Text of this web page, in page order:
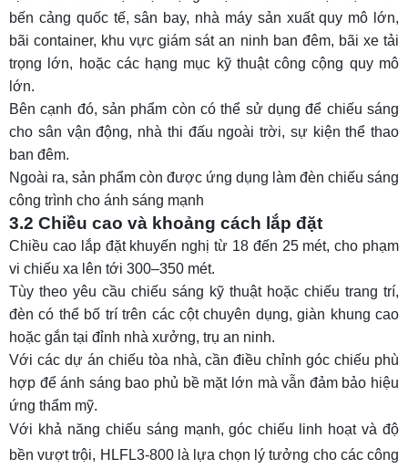
bến cảng quốc tế, sân bay, nhà máy sản xuất quy mô lớn,
bãi container, khu vực giám sát an ninh ban đêm, bãi xe tải
trọng lớn, hoặc các hạng mục kỹ thuật công cộng quy mô
lớn.
Bên cạnh đó, sản phẩm còn có thể sử dụng để chiếu sáng
cho sân vận động, nhà thi đấu ngoài trời, sự kiện thể thao
ban đêm.
Ngoài ra, sản phẩm còn được ứng dụng làm đèn chiếu sáng
công trình cho ánh sáng mạnh
3.2 Chiều cao và khoảng cách lắp đặt
Chiều cao lắp đặt khuyến nghị từ 18 đến 25 mét, cho phạm
vi chiếu xa lên tới 300–350 mét.
Tùy theo yêu cầu chiếu sáng kỹ thuật hoặc chiếu trang trí,
đèn có thể bố trí trên các cột chuyên dụng, giàn khung cao
hoặc gắn tại đỉnh nhà xưởng, trụ an ninh.
Với các dự án chiếu tòa nhà, cần điều chỉnh góc chiếu phù
hợp để ánh sáng bao phủ bề mặt lớn mà vẫn đảm bảo hiệu
ứng thẩm mỹ.
Với khả năng chiếu sáng mạnh, góc chiếu linh hoạt và độ
bền vượt trội, HLFL3-800 là lựa chọn lý tưởng cho các công